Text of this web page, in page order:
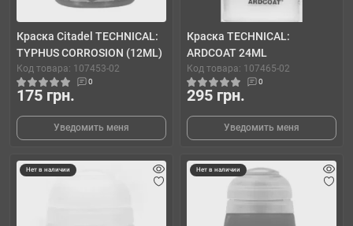
Краска Citadel TECHNICAL:
TYPHUS CORROSION (12ML)
Код товара: 107453-02
0
175 грн.
Уведомить меня
Краска TECHNICAL:
ARDCOAT 24ML
Код товара: 107465-02
0
295 грн.
Уведомить меня
Нет в наличии Нет в наличии